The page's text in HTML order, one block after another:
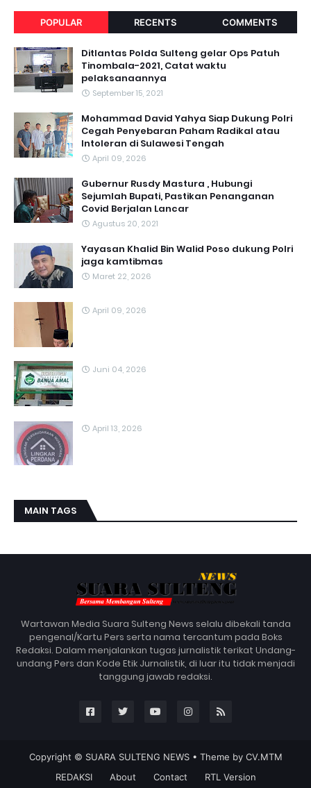
POPULAR RECENTS COMMENTS
Ditlantas Polda Sulteng gelar Ops Patuh
Tinombala-2021, Catat waktu
pelaksanaannya
September 15, 2021
Mohammad David Yahya Siap Dukung Polri
Cegah Penyebaran Paham Radikal atau
Intoleran di Sulawesi Tengah
April 09, 2026
Gubernur Rusdy Mastura , Hubungi
Sejumlah Bupati, Pastikan Penanganan
Covid Berjalan Lancar
Agustus 20, 2021
Yayasan Khalid Bin Walid Poso dukung Polri
jaga kamtibmas
Maret 22, 2026
April 09, 2026
Juni 04, 2026
April 13, 2026
MAIN TAGS
Wartawan Media Suara Sulteng News selalu dibekali tanda
pengenal/Kartu Pers serta nama tercantum pada Boks
Redaksi. Dalam menjalankan tugas jurnalistik terikat Undang-
undang Pers dan Kode Etik Jurnalistik, di luar itu tidak menjadi
tanggung jawab redaksi.
Copyright © SUARA SULTENG NEWS• Theme by CV.MTM
REDAKSI
About Contact RTL Version